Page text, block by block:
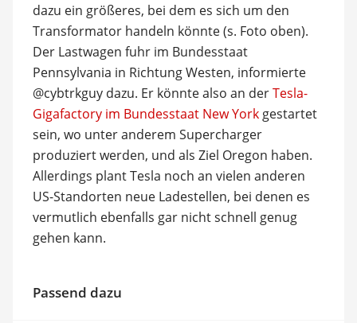
dazu ein größeres, bei dem es sich um den
Transformator handeln könnte (s. Foto oben).
Der Lastwagen fuhr im Bundesstaat
Pennsylvania in Richtung Westen, informierte
@cybtrkguy dazu. Er könnte also an derTesla-
Gigafactory im Bundesstaat New Yorkgestartet
sein, wo unter anderem Supercharger
produziert werden, und als Ziel Oregon haben.
Allerdings plant Tesla noch an vielen anderen
US-Standorten neue Ladestellen, bei denen es
vermutlich ebenfalls gar nicht schnell genug
gehen kann.
Passend dazu